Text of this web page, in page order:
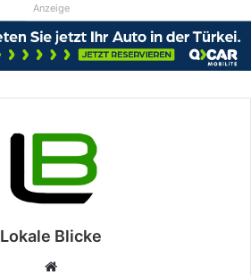
Anzeige
Lokale Blicke
Webseite